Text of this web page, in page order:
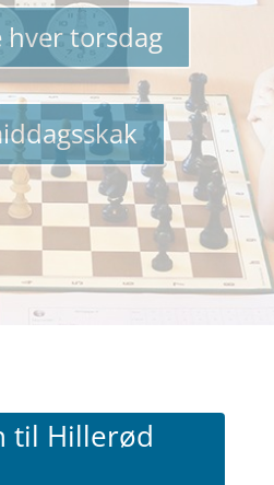
hver torsdag
til Hillerød